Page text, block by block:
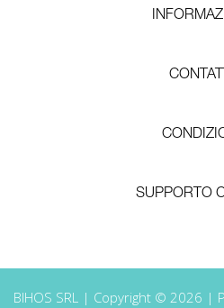
SUPPORTO
BIHOS SRL | Copyright © 2026 |